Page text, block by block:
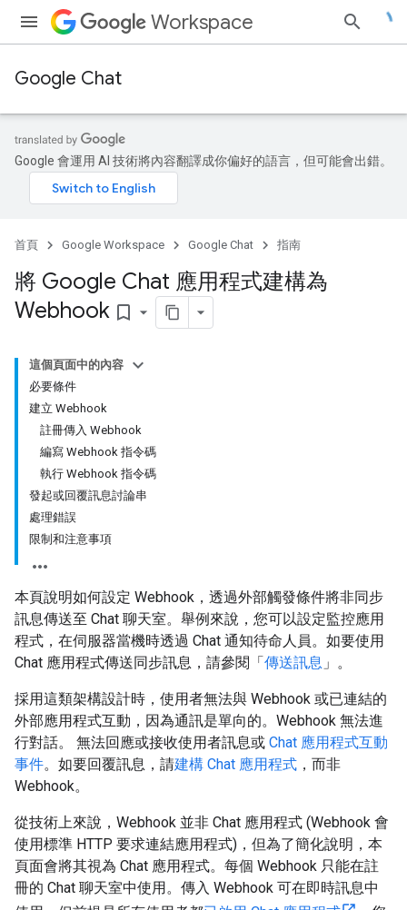
Workspace
Google Chat
Google 會運用 AI 技術將內容翻譯成你偏好的語言，但可能會出錯。
首頁 Google Workspace Google Chat 指南
將 Google Chat 應用程式建構為
Webhook bookmark_border
這個頁面中的內容
必要條件
建立 Webhook
註冊傳入 Webhook
編寫 Webhook 指令碼
執行 Webhook 指令碼
發起或回覆訊息討論串
處理錯誤
限制和注意事項
本頁說明如何設定 Webhook，透過外部觸發條件將非同步
訊息傳送至 Chat 聊天室。舉例來說，您可以設定監控應用
程式，在伺服器當機時透過 Chat 通知待命人員。如要使用
Chat 應用程式傳送同步訊息，請參閱「傳送訊息 」。
採用這類架構設計時，使用者無法與 Webhook 或已連結的
外部應用程式互動，因為通訊是單向的。Webhook 無法進
行對話。 無法回應或接收使用者訊息或 Chat 應用程式互動
事件。如要回覆訊息，請建構 Chat 應用程式 ，而非
Webhook。
從技術上來說，Webhook 並非 Chat 應用程式 (Webhook 會
使用標準 HTTP 要求連結應用程式)，但為了簡化說明，本
頁面會將其視為 Chat 應用程式。每個 Webhook 只能在註
冊的 Chat 聊天室中使用。傳入 Webhook 可在即時訊息中